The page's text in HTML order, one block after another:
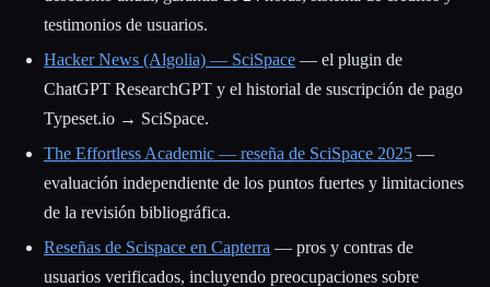
testimonios de usuarios.
Hacker News (Algolia) — SciSpace — el plugin de
ChatGPT ResearchGPT y el historial de suscripción de pago
Typeset.io → SciSpace.
The Effortless Academic — reseña de SciSpace 2025 —
evaluación independiente de los puntos fuertes y limitaciones
de la revisión bibliográfica.
Reseñas de Scispace en Capterra — pros y contras de
usuarios verificados, incluyendo preocupaciones sobre